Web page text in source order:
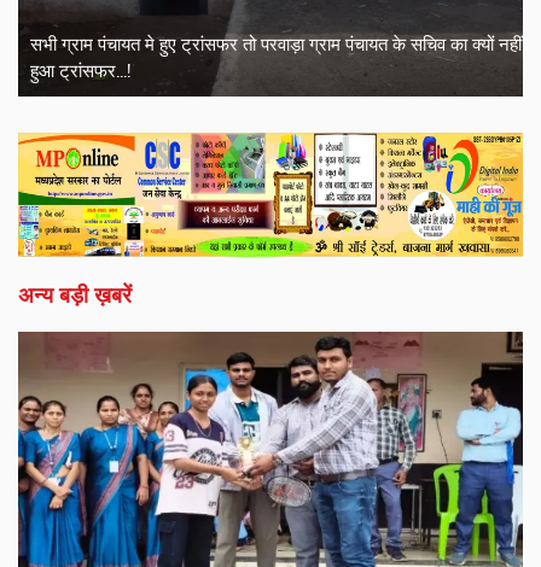
सभी ग्राम पंचायत मे हुए ट्रांसफर तो परवाड़ा ग्राम पंचायत के सचिव का क्यों नहीं
हुआ ट्रांसफर...!
अन्य बड़ी ख़बरें